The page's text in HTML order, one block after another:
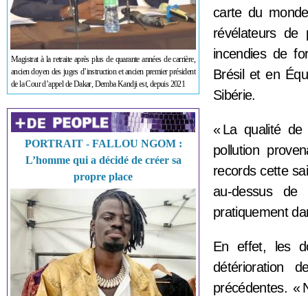
Magistrat à la retraite après plus de quarante années de carrière,
ancien doyen des juges d’instruction et ancien premier président
de la Cour d’appel de Dakar, Demba Kandji est, depuis 2021
PORTRAIT - FALLOU NGOM :
L’homme qui a décidé de créer sa
propre place
carte du
révélateurs de
incendies de
Brésil et en
Sibérie.
« La qualité
pollution
records cette
au-dessus de
pratiquement
En effet, les
détérioration
précédentes. «